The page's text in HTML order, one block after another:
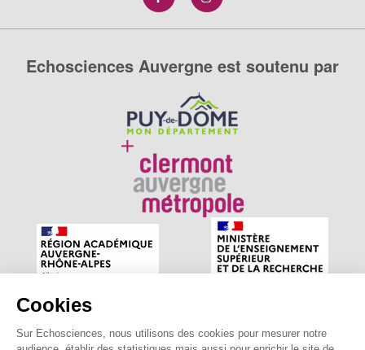
Cookies
Sur Echosciences, nous utilisons des cookies pour mesurer notre
Echosciences Auvergne est soutenu par
Echosciences Auvergne est le réseau social des amateurs